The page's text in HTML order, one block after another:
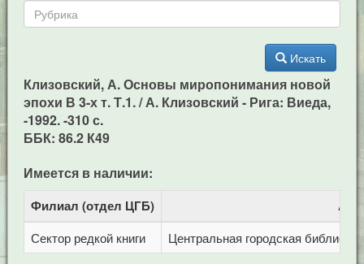
Искать
Клизовский, А. Основы миропонимания новой
эпохи В 3-х т. Т.1. / А. Клизовский - Рига: Виеда,
-1992. -310 с.
ББК: 86.2 К49
Имеется в наличии:
Филиал (отдел ЦГБ)
Сектор редкой книги Центральная городская